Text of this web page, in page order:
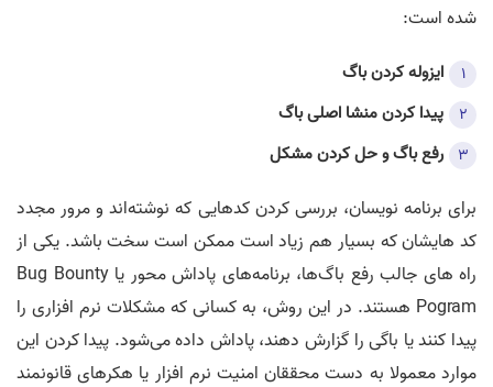
شده است:
ایزوله کردن باگ
پیدا کردن منشا اصلی باگ
رفع باگ و حل کردن مشکل
برای برنامه نویسان، بررسی کردن کدهایی که نوشته‌اند و مرور مجدد
کد هایشان که بسیار هم زیاد است ممکن است سخت باشد. یکی از
راه های جالب رفع باگ‌ها، برنامه‌های پاداش محور یا Bug Bounty
Pogram هستند. در این روش، به کسانی که مشکلات نرم افزاری را
پیدا کنند یا باگی را گزارش دهند، پاداش داده می‌شود. پیدا کردن این
موارد معمولا به دست محققان امنیت نرم افزار یا هکرهای قانونمند